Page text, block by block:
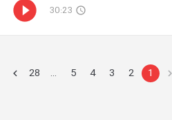
30:23
1
2
3
4
5
…
28